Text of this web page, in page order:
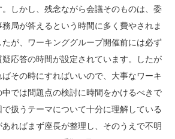
しかし、残念ながら会議そのものは、委
局が答えるという時間に多く費やされま
たが、ワーキンググループ開催前には必ず
応答の時間が設定されています。したが
その時にすればいいので、大事なワーキ
では問題点の検討に時間をかけるべきで
扱うテーマについて十分に理解している
ればまず座長が整理し、そのうえで不明